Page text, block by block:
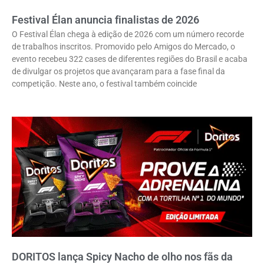
Festival Élan anuncia finalistas de 2026
O Festival Élan chega à edição de 2026 com um número recorde
de trabalhos inscritos. Promovido pelo Amigos do Mercado, o
evento recebeu 322 cases de diferentes regiões do Brasil e acaba
de divulgar os projetos que avançaram para a fase final da
competição. Neste ano, o festival também coincide
DORITOS lança Spicy Nacho de olho nos fãs da